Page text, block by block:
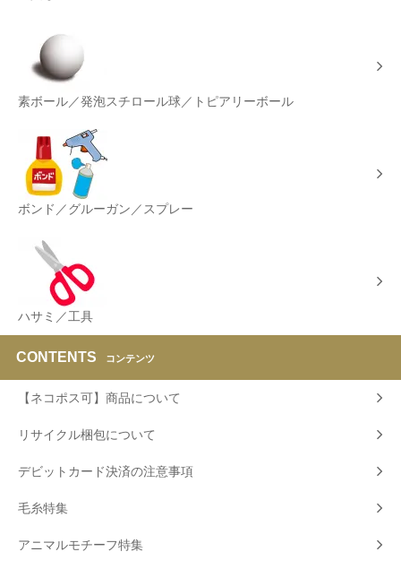
素ボール／発泡スチロール球／トピアリーボール
ボンド／グルーガン／スプレー
ハサミ／工具
CONTENTS コンテンツ
【ネコポス可】商品について
リサイクル梱包について
デビットカード決済の注意事項
毛糸特集
アニマルモチーフ特集